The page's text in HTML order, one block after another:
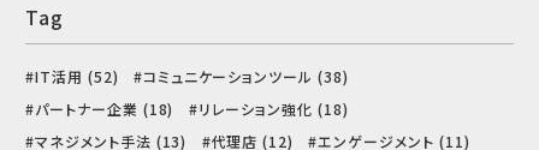
Tag
IT活用 (52)
コミュニケーションツール (38)
パートナー企業 (18)
リレーション強化 (18)
マネジメント手法 (13)
代理店 (12)
エンゲージメント (11)